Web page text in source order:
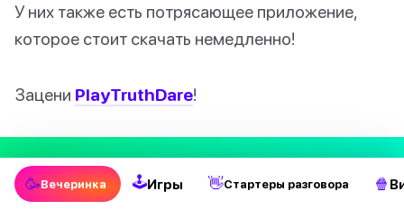
У них также есть потрясающее приложение,
которое стоит скачать немедленно!
Зацени PlayTruthDare!
🥳Вечеринка 🕹Игры 👋Стартеры разговора 🍿